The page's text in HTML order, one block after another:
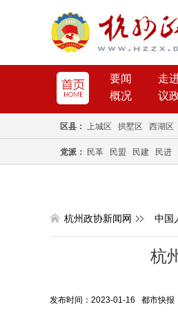
要闻 走
概况
议
区县： 上城区 拱墅区 西湖区
党派： 民革 民盟 民建 民进
杭州政协新闻网 中国
杭
发布时间：2023-01-16 都市快报